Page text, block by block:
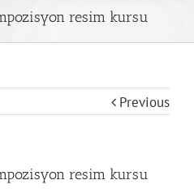
resim kursu
Previous
resim kursu